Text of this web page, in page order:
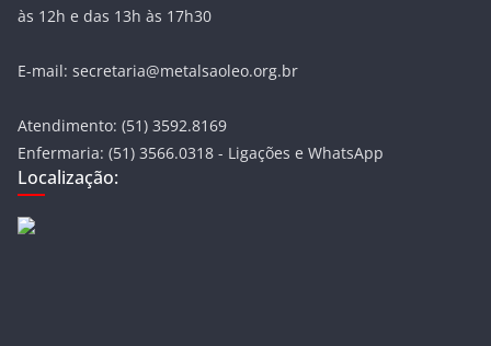
às 12h e das 13h às 17h30
E-mail: secretaria@metalsaoleo.org.br
Atendimento: (51) 3592.8169
Enfermaria: (51) 3566.0318 - Ligações e WhatsApp
Localização: